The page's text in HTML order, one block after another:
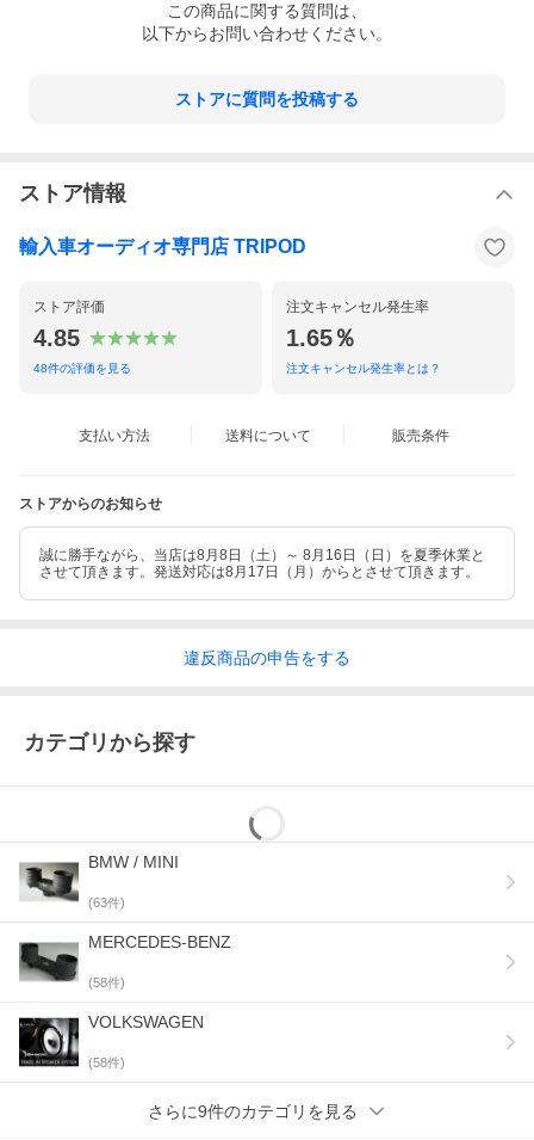
この商品に関する質問は、
以下からお問い合わせください。
ストアに質問を投稿する
ストア情報
輸入車オーディオ専門店 TRIPOD
ストア評価
4.85
48件の評価を見る
注文キャンセル発生率
1.65％
注文キャンセル発生率とは？
支払い方法 送料について 販売条件
ストアからのお知らせ
誠に勝手ながら、当店は8月8日（土）～ 8月16日（日）を夏季休業と
させて頂きます。発送対応は8月17日（月）からとさせて頂きます。
違反商品の申告をする
カテゴリから探す
BMW / MINI
(63件)
MERCEDES-BENZ
(58件)
VOLKSWAGEN
(58件)
さらに9件のカテゴリを見る